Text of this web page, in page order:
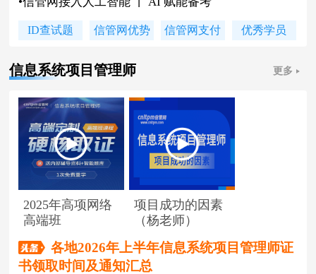
各地2026下半年软考报名时间及通知
2026上半年软考证书领取时间及通知
ID查试题 信管网优势 信管网支付 优秀学员
信息系统项目管理师 更多
2025年高项网络
高端班
项目成功的因素
（杨老师）
各地2026年上半年信息系统项目管理师证
书领取时间及通知汇总